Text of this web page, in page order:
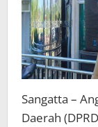
Sangatta –
Daerah